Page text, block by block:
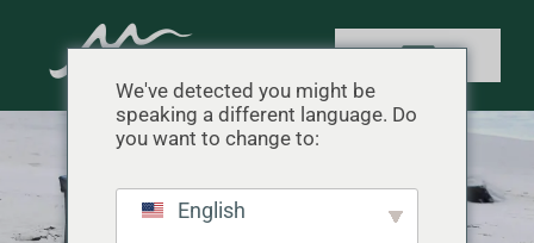
Vagão dobrável
Produto Vagão dobrável
We've detected you might be
speaking a different language. Do
you want to change to:
English